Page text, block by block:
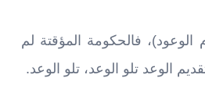
فالحكومة المؤقتة لم
الوعد تلو الوعد، تلو الوعد.